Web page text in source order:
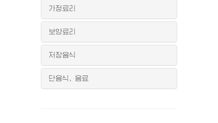
가정료리
보양료리
저장음식
단음식, 음료